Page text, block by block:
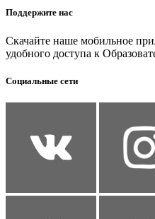
Поддержите нас
Скачайте наше мобильное
удобного доступа к
Социальные сети